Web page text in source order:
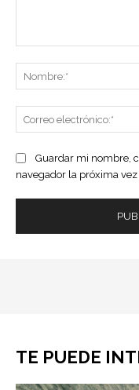
Guardar mi nombre,
navegador la próxima
TE PUEDE